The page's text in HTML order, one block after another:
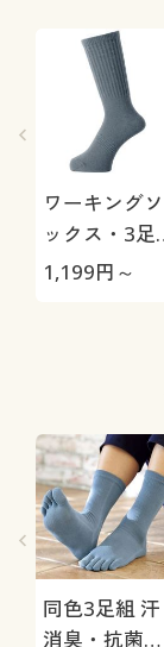
ワーキングソ
ックス・3足
組
1,199円～
同色3足組 汗
消臭・抗菌防